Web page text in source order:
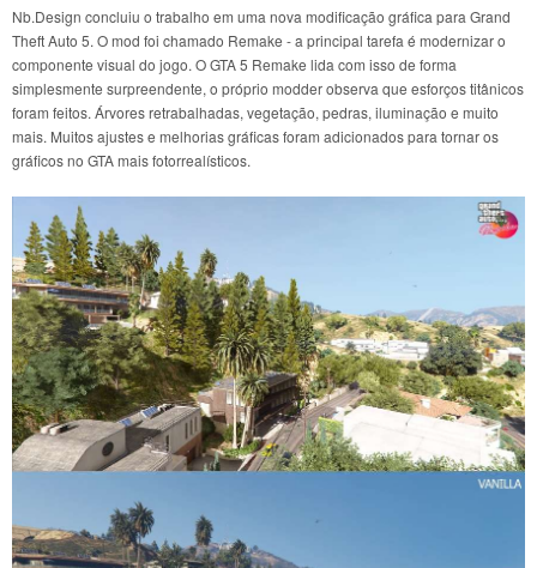
Nb.Design concluiu o trabalho em uma nova modificação gráfica para Grand
Theft Auto 5. O mod foi chamado Remake - a principal tarefa é modernizar o
componente visual do jogo. O GTA 5 Remake lida com isso de forma
simplesmente surpreendente, o próprio modder observa que esforços titânicos
foram feitos. Árvores retrabalhadas, vegetação, pedras, iluminação e muito
mais. Muitos ajustes e melhorias gráficas foram adicionados para tornar os
gráficos no GTA mais fotorrealísticos.